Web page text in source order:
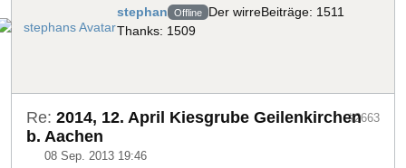
stephan Offline Der wirreBeiträge: 1511
Thanks: 1509
Re: 2014, 12. April Kiesgrube Geilenkirchen
b. Aachen
08 Sep. 2013 19:46
#2663